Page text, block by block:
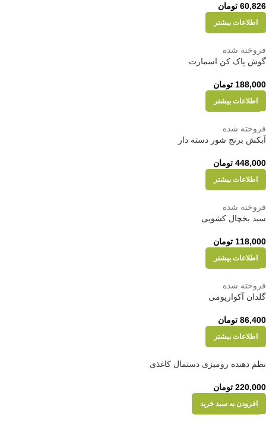
60,826 تومان
اطلاعات بیشتر
فروخته شده
گوش پاک کن اسمارت
188,000 تومان
اطلاعات بیشتر
فروخته شده
آبکش برنج شور دسته دار
448,000 تومان
اطلاعات بیشتر
فروخته شده
سبد یخچال کشویی
118,000 تومان
اطلاعات بیشتر
فروخته شده
گلدان آکواریومی
86,400 تومان
اطلاعات بیشتر
نظم دهنده رومیزی دستمال کاغذی
220,000 تومان
افزودن به سبد خرید